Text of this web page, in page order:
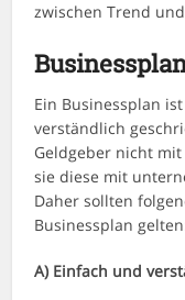
zwischen Trend
Ein Businessplan
verständlich
Geldgeber nicht
sie diese mit
Daher sollten
Businessplan
A) Einfach und